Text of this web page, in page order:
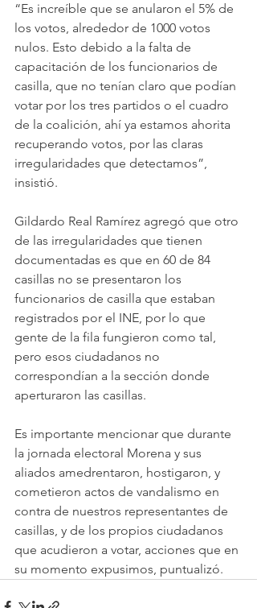
“Es increíble que se anularon el 5% de
los votos, alrededor de 1000 votos
nulos. Esto debido a la falta de
capacitación de los funcionarios de
casilla, que no tenían claro que podían
votar por los tres partidos o el cuadro
de la coalición, ahí ya estamos ahorita
recuperando votos, por las claras
irregularidades que detectamos”,
insistió.
Gildardo Real Ramírez agregó que otro
de las irregularidades que tienen
documentadas es que en 60 de 84
casillas no se presentaron los
funcionarios de casilla que estaban
registrados por el INE, por lo que
gente de la fila fungieron como tal,
pero esos ciudadanos no
correspondían a la sección donde
aperturaron las casillas.
Es importante mencionar que durante
la jornada electoral Morena y sus
aliados amedrentaron, hostigaron, y
cometieron actos de vandalismo en
contra de nuestros representantes de
casillas, y de los propios ciudadanos
que acudieron a votar, acciones que en
su momento expusimos, puntualizó.